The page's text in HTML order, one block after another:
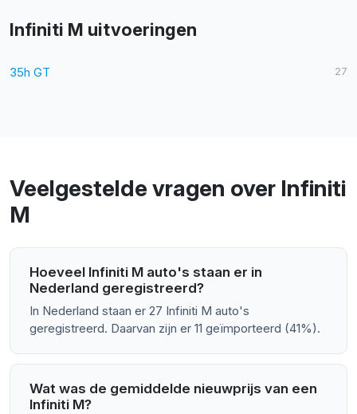
Infiniti M uitvoeringen
35h GT 27
Veelgestelde vragen over Infiniti
M
Hoeveel Infiniti M auto's staan er in
Nederland geregistreerd?
In Nederland staan er 27 Infiniti M auto's
geregistreerd. Daarvan zijn er 11 geïmporteerd (41%).
Wat was de gemiddelde nieuwprijs van een
Infiniti M?